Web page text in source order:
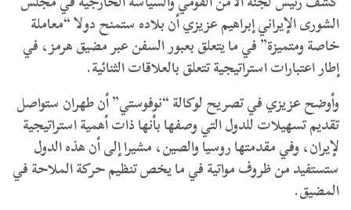
الشورى الإيراني إبراهيم عزيزي أن بلاده ستمنح دولا “معاملة
خاصة ومتميزة” في ما يتعلق بعبور السفن عبر مضيق هرمز، في
إطار اعتبارات استراتيجية تتعلق بالعلاقات الثنائية.
وأوضح عزيزي في تصريح لوكالة “نوفوستي” أن طهران ستواصل
تقديم تسهيلات للدول التي وصفها بأنها ذات أهمية استراتيجية
لإيران، وفي مقدمتها روسيا والصين، مشيرا إلى أن هذه الدول
ستستفيد من ظروف مواتية في ما يخص تنظيم حركة الملاحة في
المضيق.